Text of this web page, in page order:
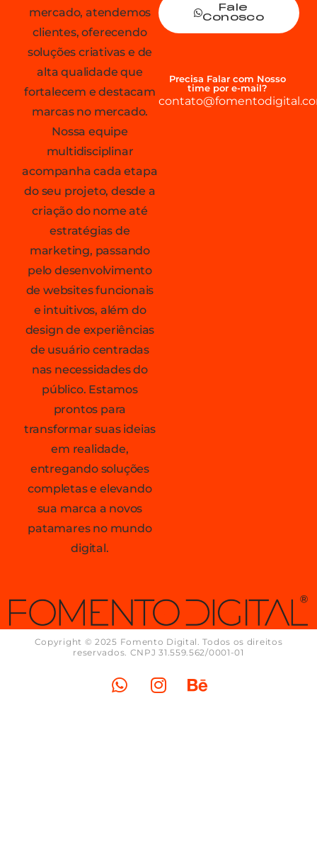
mercado, atendemos
clientes, oferecendo
soluções criativas e de
alta qualidade que
fortalecem e destacam
marcas no mercado.
Nossa equipe
multidisciplinar
acompanha cada etapa
do seu projeto, desde a
criação do nome até
estratégias de
marketing, passando
pelo desenvolvimento
de websites funcionais
e intuitivos, além do
design de experiências
de usuário centradas
nas necessidades do
público. Estamos
prontos para
transformar suas ideias
em realidade,
entregando soluções
completas e elevando
sua marca a novos
patamares no mundo
digital.
Fale
Conosco
Precisa Falar com Nosso
time por e-mail?
Copyright © 2025 Fomento Digital. Todos os direitos
reservados. CNPJ 31.559.562/0001-01